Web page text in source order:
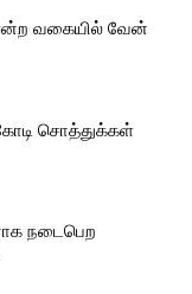
வகையில் வேன்
சொத்துக்கள்
நடைபெற